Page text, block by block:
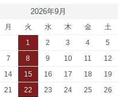
2026年9月
月 火 水 木 金
土
1
2 3 4
5
7 8 9 10 11
12
14 15 16 17 18
19
21 22 23 24 25
26